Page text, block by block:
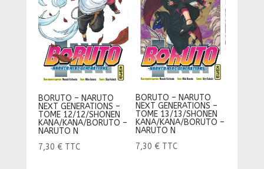
BORUTO – NARUTO
NEXT GENERATIONS –
TOME 12/12/SHONEN
KANA/KANA/BORUTO –
NARUTO N
7,30 € TTC
BORUTO – NARUTO
NEXT GENERATIONS –
TOME 13/13/SHONEN
KANA/KANA/BORUTO –
NARUTO N
7,30 € TTC